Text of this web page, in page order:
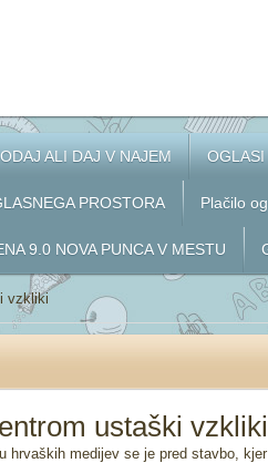
ALI DAJ V NAJEM
PROSTORA Plačilo
9.0 NOVA PUNCA V MESTU
vzkliki
ustaški vzkliki
hrvaških medijev se je pred stavbo, kjer